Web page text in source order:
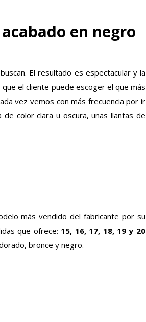
en negro
El resultado es espectacular y la
el cliente puede escoger el que más
vez vemos con más frecuencia por ir
color clara u oscura, unas llantas de
más vendido del fabricante por su
que ofrece: 15, 16, 17, 18, 19 y 20
bronce y negro.